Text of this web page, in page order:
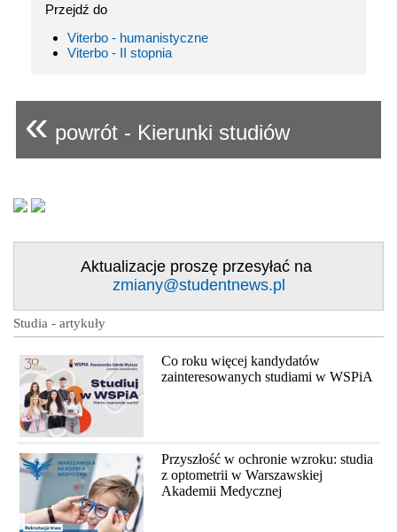
Przejdź do
Viterbo - humanistyczne
Viterbo - II stopnia
« powrót - Kierunki studiów
Aktualizacje proszę przesyłać na
zmiany@studentnews.pl
Studia - artykuły
Co roku więcej kandydatów
zainteresowanych studiami w WSPiA
Przyszłość w ochronie wzroku: studia
z optometrii w Warszawskiej
Akademii Medycznej